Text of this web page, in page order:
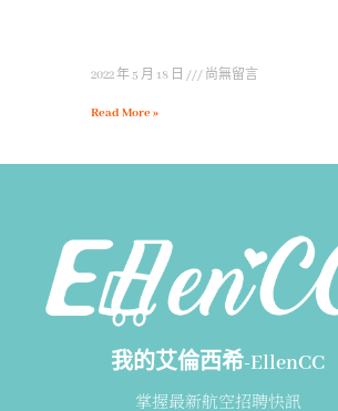
2022 年 5 月 18 日 尚無留言
Read More »
我的艾倫西希-EllenCC
掌握最新航空招聘快訊